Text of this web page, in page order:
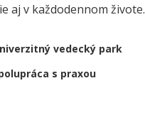
aj v každodennom živote.
vedecký park
s praxou